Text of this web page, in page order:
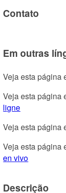
Contato
Em outras
Veja esta página
Veja esta página
ligne
Veja esta página
Veja esta página
en vivo
Descrição